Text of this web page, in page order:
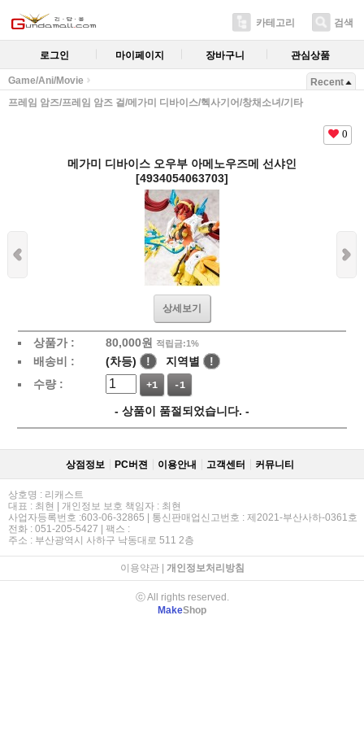
카테고리 검색
로그인 마이페이지 장바구니 관심상품
Game/Ani/Movie
프레임 암즈/프레임 암즈 걸/메가미 디바이스/헥사기어/창채소녀/기타
Recent
0
메가미 디바이스 오우부 아메노우즈메 선샤인
[4934054063703]
상세보기
상품가 : 80,000원 적립금:1%
배송비 : (차등) ! 지역별
!
수량 :
+1 -1
- 상품이 품절되었습니다. -
상점정보 PC버젼 이용안내 고객센터 커뮤니티
상호명 : 리캐스트
대표 : 최현 | 개인정보 보호 책임자 : 최현
사업자등록번호 :603-06-32865 | 통신판매업신고번호 : 제2021-부산사하-0361호
전화 : 051-205-5427 | 팩스 :
주소 : 부산광역시 사하구 낙동대로 511 2층
이용약관| 개인정보처리방침
ⓒ All rights reserved.
MakeShop